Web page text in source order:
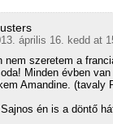
április 16. kedd at
nem szeretem a
Minden évben
Amandine. (tavaly
én is a döntő